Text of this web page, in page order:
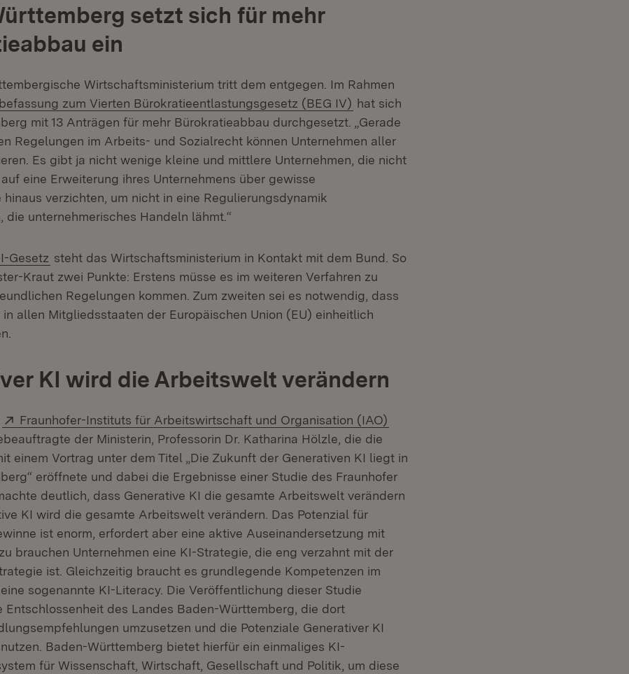
setzt sich für mehr
ein
Wirtschaftsministerium tritt dem entgegen. Im Rahmen
zum Vierten Bürokratieentlastungsgesetz (BEG IV) hat sich
mit 13 Anträgen für mehr Bürokratieabbau durchgesetzt. „Gerade
Regelungen im Arbeits- und Sozialrecht können Unternehmen aller
Es gibt ja nicht wenige kleine und mittlere Unternehmen, die nicht
eine Erweiterung ihres Unternehmens über gewisse
verzichten, um nicht in eine Regulierungsdynamik
die unternehmerisches Handeln lähmt.“
Gesetz (Öffnet in neuem Fenster)
steht das Wirtschaftsministerium in Kontakt mit dem Bund. So
Kraut zwei Punkte: Erstens müsse es im weiteren Verfahren zu
Regelungen kommen. Zum zweiten sei es notwendig, dass
allen Mitgliedsstaaten der Europäischen Union (EU) einheitlich
KI wird die Arbeitswelt verändern
Extern:
Fraunhofer-Instituts für Arbeitswirtschaft und Organisation (IAO)
der Ministerin, Professorin Dr. Katharina Hölzle, die die
einem Vortrag unter dem Titel „Die Zukunft der Generativen KI liegt in
eröffnete und dabei die Ergebnisse einer Studie des Fraunhofer
deutlich, dass Generative KI die gesamte Arbeitswelt verändern
KI wird die gesamte Arbeitswelt verändern. Das Potenzial für
ist enorm, erfordert aber eine aktive Auseinandersetzung mit
brauchen Unternehmen eine KI-Strategie, die eng verzahnt mit der
ist. Gleichzeitig braucht es grundlegende Kompetenzen im
sogenannte KI-Literacy. Die Veröffentlichung dieser Studie
Entschlossenheit des Landes Baden-Württemberg, die dort
umzusetzen und die Potenziale Generativer KI
Baden-Württemberg bietet hierfür ein einmaliges KI-
für Wissenschaft, Wirtschaft, Gesellschaft und Politik, um diese